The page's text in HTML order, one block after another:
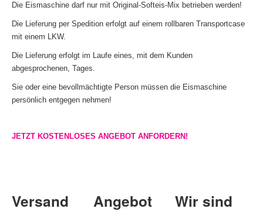
Die Eismaschine darf nur mit Original-Softeis-Mix betrieben werden!
Die Lieferung per Spedition erfolgt auf einem rollbaren Transportcase
mit einem LKW.
Die Lieferung erfolgt im Laufe eines, mit dem Kunden
abgesprochenen, Tages.
Sie oder eine bevollmächtigte Person müssen die Eismaschine
persönlich entgegen nehmen!
JETZT KOSTENLOSES ANGEBOT ANFORDERN!
Versand
Angebot
Wir sind